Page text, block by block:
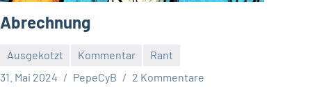
Abrechnung
Ausgekotzt Kommentar
Rant
31. Mai 2024
PepeCyB 2 Kommentare